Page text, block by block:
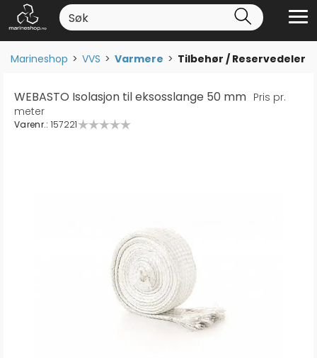
Marineshop>VVS>Varmere>Tilbehør / Reservedeler
WEBASTO Isolasjon til eksosslange 50 mm Pris pr.
meter
Varenr.: 157221